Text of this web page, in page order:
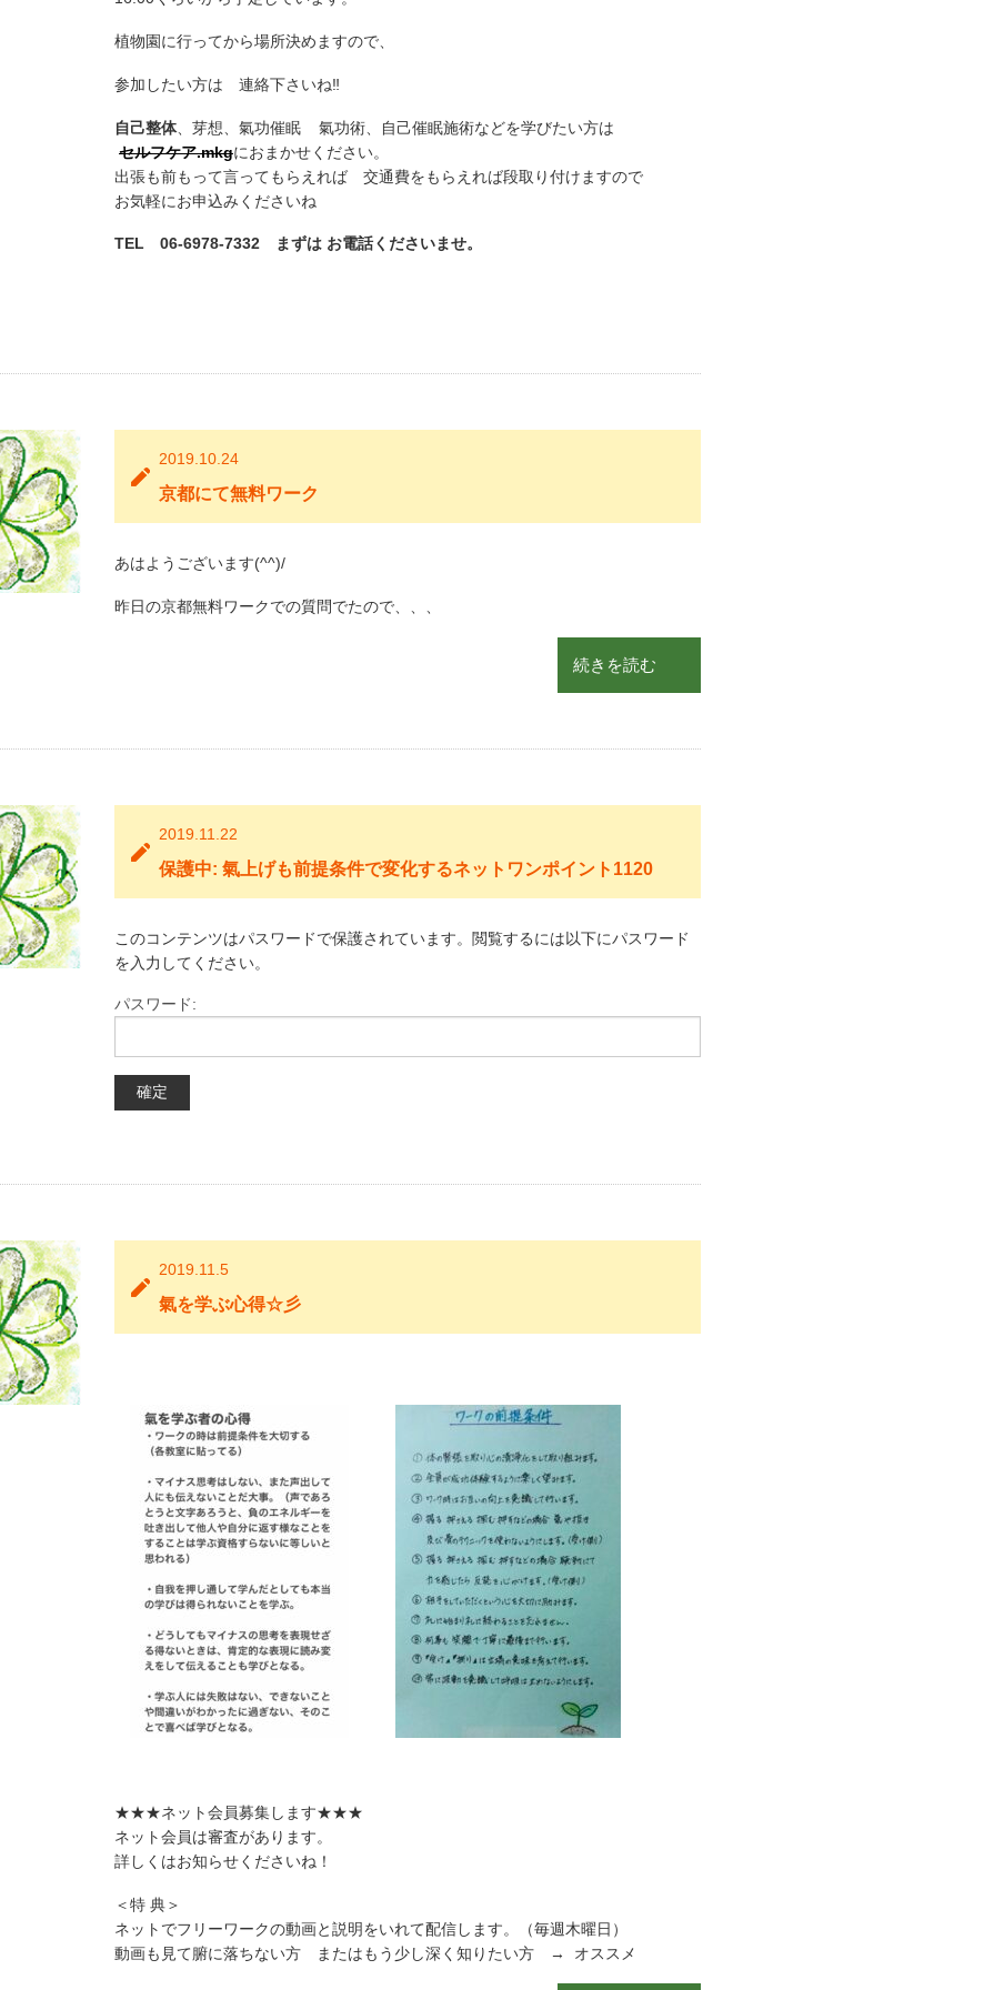
植物園に行ってから場所決めますので、
参加したい方は 連絡下さいね‼️
自己整体、芽想、氣功催眠 氣功術、自己催眠施術などを学びたい方は
セルフケア.mkgにおまかせください。
出張も前もって言ってもらえれば 交通費をもらえれば段取り付けますので
お気軽にお申込みくださいね
TEL 06-6978-7332 まずは お電話くださいませ。
2019.10.24
京都にて無料ワーク
あはようございます(^^)/
昨日の京都無料ワークでの質問でたので、、、
2019.11.22
保護中: 氣上げも前提条件で変化するネットワンポイント1120
このコンテンツはパスワードで保護されています。閲覧するには以下にパスワード
を入力してください。
パスワード:
2019.11.5
氣を学ぶ心得☆彡
★★★ネット会員募集します★★★
ネット会員は審査があります。
詳しくはお知らせくださいね！
＜特 典＞
ネットでフリーワークの動画と説明をいれて配信します。（毎週木曜日）
動画も見て腑に落ちない方 またはもう少し深く知りたい方 → オススメ